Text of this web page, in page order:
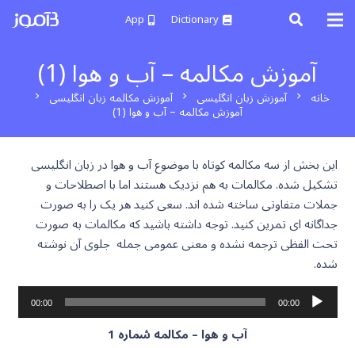
Dictionary
App
آموزش مکالمه – آب و هوا (1)خانه chevron_right آموزش زبان انگلیسی chevron_right آموزش مکالمه زبان انگلیسی chevron_right
آموزش مکالمه – آب و هوا (1)
این بخش از سه مکالمه کوتاه با موضوع آب و هوا در زبان انگلیسی
تشکیل شده. مکالمات به هم نزدیک هستند اما با اصطلاحات و
جملات متفاوتی ساخته شده اند. سعی کنید هر یک را به صورت
جداگانه ای تمرین کنید. توجه داشته باشید که مکالمات به صورت
تحت الفظی ترجمه نشده و معنی عمومی جمله جلوی آن نوشته
شده.
پخش‌کننده
صوت 00:00
00:00
آب و هوا – مکالمه شماره 1